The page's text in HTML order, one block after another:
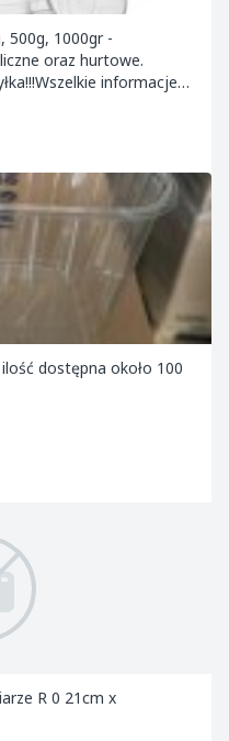
500g, 1000gr -
oraz hurtowe.
informacje
dostępna około 100
R 0 21cm x